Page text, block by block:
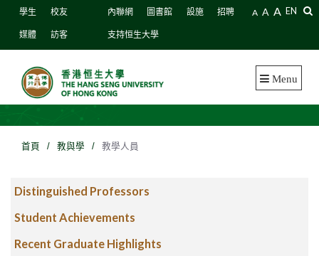
學生 校友
媒體 訪客
內聯網 圖書館 設施 招聘
支持恒生大學
A A A EN
Menu
首頁 / 教與學 / 教學人員
Distinguished Professors
Student Achievements
Recent Graduate Highlights